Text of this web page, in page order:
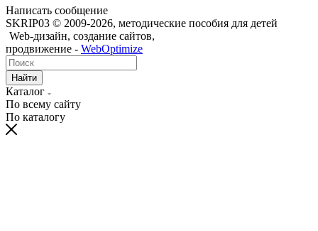
Написать сообщение
SKRIP03 © 2009-2026, методические пособия для детей
Web-дизайн, создание сайтов,
продвижение - WebOptimize
Найти
Каталог
По всему сайту
По каталогу